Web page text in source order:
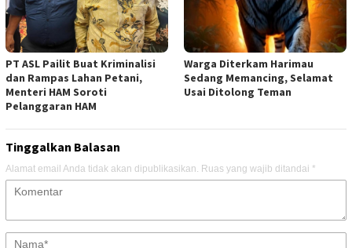
PT ASL Pailit Buat Kriminalisi
dan Rampas Lahan Petani,
Menteri HAM Soroti
Pelanggaran HAM
Warga Diterkam Harimau
Sedang Memancing, Selamat
Usai Ditolong Teman
Tinggalkan Balasan
Alamat email Anda tidak akan dipublikasikan. Ruas yang wajib ditandai *